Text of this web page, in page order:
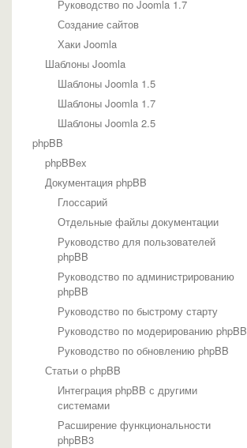
Руководство по Joomla 1.7
Создание сайтов
Хаки Joomla
Шаблоны Joomla
Шаблоны Joomla 1.5
Шаблоны Joomla 1.7
Шаблоны Joomla 2.5
phpBB
phpBBex
Документация phpBB
Глоссарий
Отдельные файлы документации
Руководство для пользователей
phpBB
Руководство по администрированию
phpBB
Руководство по быстрому старту
Руководство по модерированию phpBB
Руководство по обновлению phpBB
Статьи о phpBB
Интеграция phpBB с другими
системами
Расширение функциональности
phpBB3